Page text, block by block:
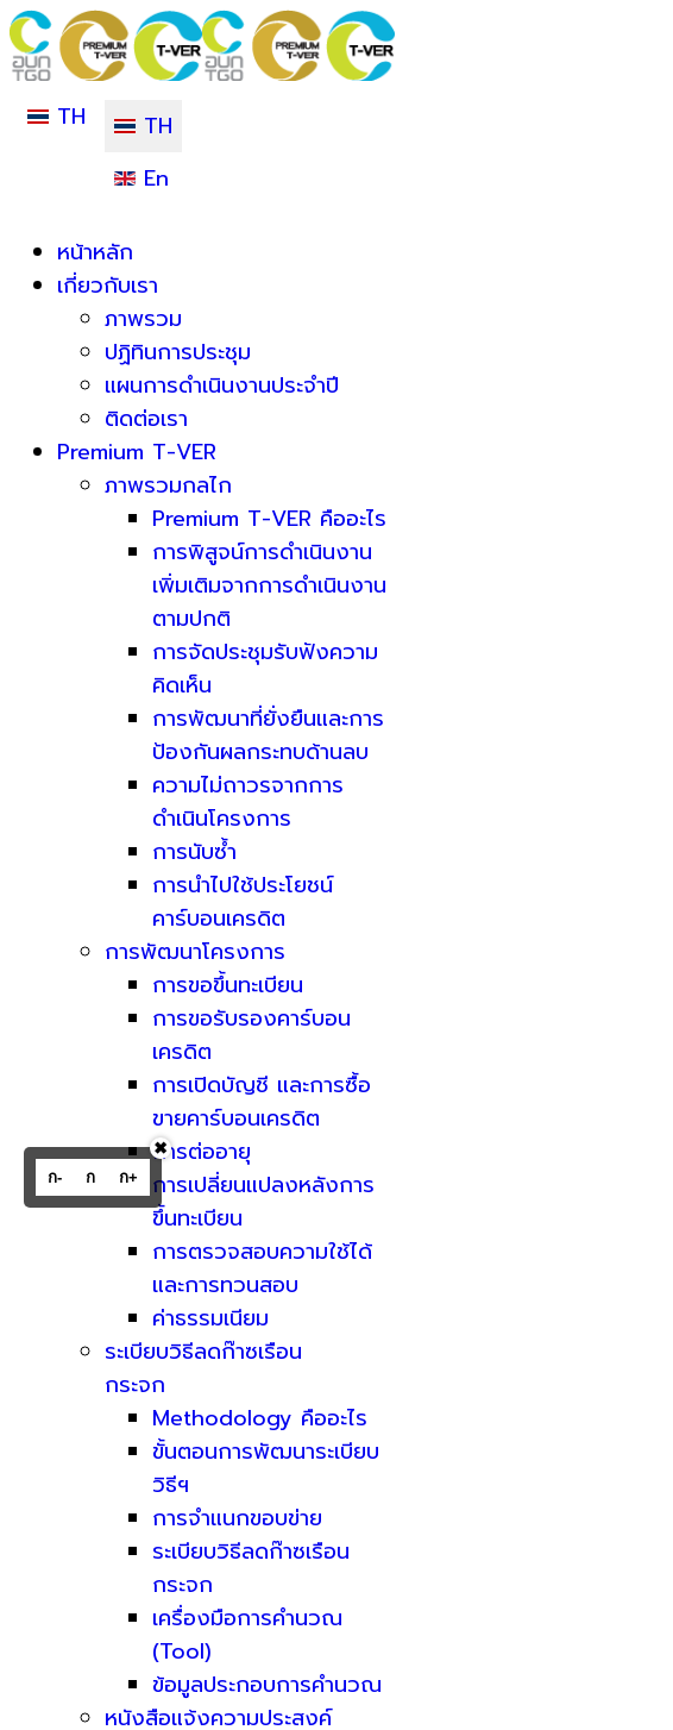
TH
TH
En
หน้าหลัก
เกี่ยวกับเรา
ภาพรวม
ปฏิทินการประชุม
แผนการดำเนินงานประจำปี
ติดต่อเรา
Premium T-VER
ภาพรวมกลไก
Premium T-VER คืออะไร
การพิสูจน์การดำเนินงาน
เพิ่มเติมจากการดำเนินงาน
ตามปกติ
การจัดประชุมรับฟังความ
คิดเห็น
การพัฒนาที่ยั่งยืนและการ
ป้องกันผลกระทบด้านลบ
ความไม่ถาวรจากการ
ดำเนินโครงการ
การนับซ้ำ
การนำไปใช้ประโยชน์
คาร์บอนเครดิต
การพัฒนาโครงการ
การขอขึ้นทะเบียน
การขอรับรองคาร์บอน
เครดิต
การเปิดบัญชี และการซื้อ
ขายคาร์บอนเครดิต
การต่ออายุ
การเปลี่ยนแปลงหลังการ
ขึ้นทะเบียน
การตรวจสอบความใช้ได้
และการทวนสอบ
ค่าธรรมเนียม
ระเบียบวิธีลดก๊าซเรือน
กระจก
Methodology คืออะไร
ขั้นตอนการพัฒนาระเบียบ
วิธีฯ
การจำแนกขอบข่าย
ระเบียบวิธีลดก๊าซเรือน
กระจก
เครื่องมือการคำนวณ
(Tool)
ข้อมูลประกอบการคำนวณ
หนังสือแจ้งความประสงค์
ก- ก ก+
✖